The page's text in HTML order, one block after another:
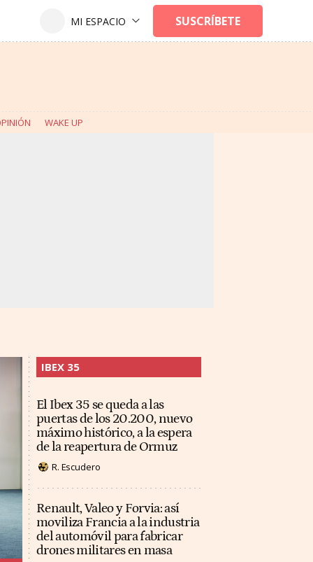
WAKE UP
IBEX 35
El Ibex 35 se queda a las
puertas de los 20.200, nuevo
máximo histórico, a la espera
de la reapertura de Ormuz
R. Escudero
Renault, Valeo y Forvia: así
moviliza Francia a la industria
del automóvil para fabricar
drones militares en masa